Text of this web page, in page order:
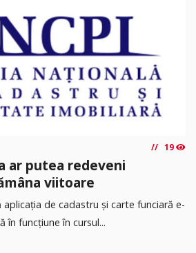
19
ar putea redeveni
viitoare
aplicația de cadastru și carte funciară e-
în funcțiune în cursul...